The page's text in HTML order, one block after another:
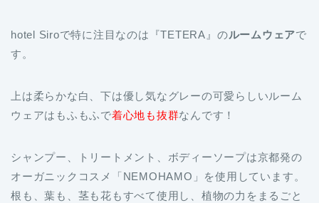
hotel Siroで特に注目なのは『TETERA』のルームウェアで
す。
上は柔らかな白、下は優し気なグレーの可愛らしいルーム
ウェアはもふもふで着心地も抜群なんです！
シャンプー、トリートメント、ボディーソープは京都発の
オーガニックコスメ「NEMOHAMO」を使用しています。
根も、葉も、茎も花もすべて使用し、植物の力をまるごと